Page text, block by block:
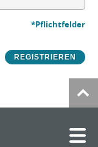
*Pflichtfelder